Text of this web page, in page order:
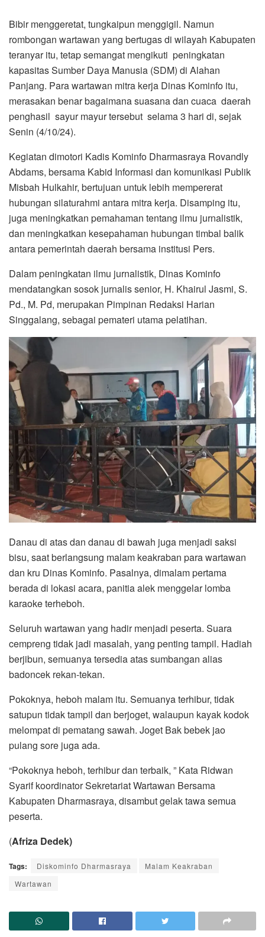
Bibir menggeretat, tungkaipun menggigil. Namun
rombongan wartawan yang bertugas di wilayah Kabupaten
teranyar itu, tetap semangat mengikuti peningkatan
kapasitas Sumber Daya Manusia (SDM) di Alahan
Panjang. Para wartawan mitra kerja Dinas Kominfo itu,
merasakan benar bagaimana suasana dan cuaca daerah
penghasil sayur mayur tersebut selama 3 hari di, sejak
Senin (4/10/24).
Kegiatan dimotori Kadis Kominfo Dharmasraya Rovandly
Abdams, bersama Kabid Informasi dan komunikasi Publik
Misbah Hulkahir, bertujuan untuk lebih mempererat
hubungan silaturahmi antara mitra kerja. Disamping itu,
juga meningkatkan pemahaman tentang ilmu jurnalistik,
dan meningkatkan kesepahaman hubungan timbal balik
antara pemerintah daerah bersama institusi Pers.
Dalam peningkatan ilmu jurnalistik, Dinas Kominfo
mendatangkan sosok jurnalis senior, H. Khairul Jasmi, S.
Pd., M. Pd, merupakan Pimpinan Redaksi Harian
Singgalang, sebagai pemateri utama pelatihan.
Danau di atas dan danau di bawah juga menjadi saksi
bisu, saat berlangsung malam keakraban para wartawan
dan kru Dinas Kominfo. Pasalnya, dimalam pertama
berada di lokasi acara, panitia alek menggelar lomba
karaoke terheboh.
Seluruh wartawan yang hadir menjadi peserta. Suara
cempreng tidak jadi masalah, yang penting tampil. Hadiah
berjibun, semuanya tersedia atas sumbangan alias
badoncek rekan-tekan.
Pokoknya, heboh malam itu. Semuanya terhibur, tidak
satupun tidak tampil dan berjoget, walaupun kayak kodok
melompat di pematang sawah. Joget Bak bebek jao
pulang sore juga ada.
“Pokoknya heboh, terhibur dan terbaik, ” Kata Ridwan
Syarif koordinator Sekretariat Wartawan Bersama
Kabupaten Dharmasraya, disambut gelak tawa semua
peserta.
(Afriza Dedek)
Tags: Diskominfo Dharmasraya
Malam Keakraban
Wartawan